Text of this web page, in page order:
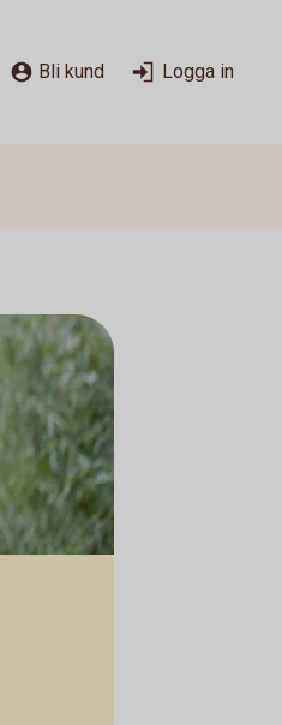
Bli kund Logga in